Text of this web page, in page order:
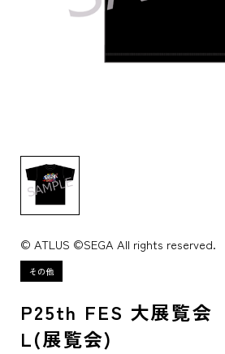
© ATLUS ©SEGA All rights reserved.
P25th FES 大展覧
L(展覧会)